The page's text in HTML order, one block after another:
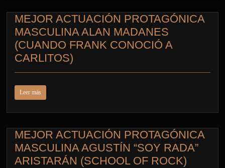
MEJOR ACTUACIÓN PROTAGÓNICA
MASCULINA ALAN MADANES
(CUANDO FRANK CONOCIÓ A
CARLITOS)
Leer más
MEJOR ACTUACIÓN PROTAGÓNICA
MASCULINA AGUSTÍN “SOY RADA”
ARISTARÁN (SCHOOL OF ROCK)